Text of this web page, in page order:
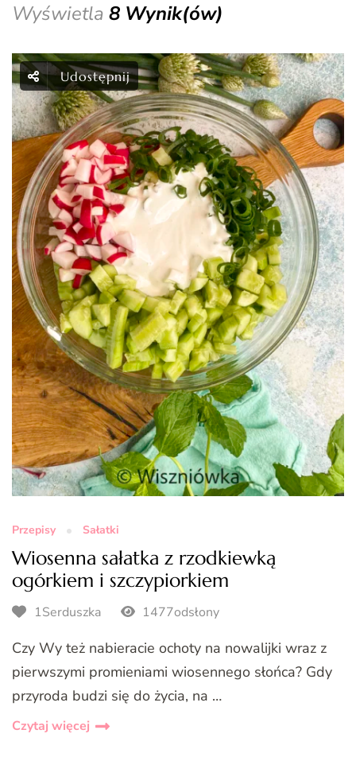
Wyświetla 8 Wynik(ów)
Udostępnij
Przepisy Sałatki
Wiosenna sałatka z rzodkiewką
ogórkiem i szczypiorkiem
1Serduszka 1477odsłony
Czy Wy też nabieracie ochoty na nowalijki wraz z
pierwszymi promieniami wiosennego słońca? Gdy
przyroda budzi się do życia, na …
Czytaj więcej